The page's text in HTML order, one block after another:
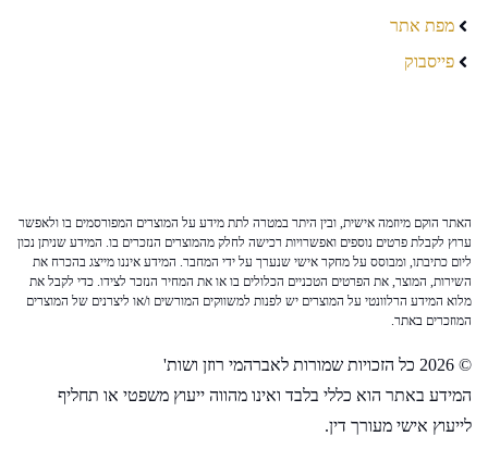
מפת אתר
פייסבוק
האתר הוקם מיוזמה אישית, ובין היתר במטרה לתת מידע על המוצרים המפורסמים בו ולאפשר
ערוץ לקבלת פרטים נוספים ואפשרויות רכישה לחלק מהמוצרים הנזכרים בו. המידע שניתן נכון
ליום כתיבתו, ומבוסס על מחקר אישי שנערך על ידי המחבר. המידע איננו מייצג בהכרח את
השירות, המוצר, את הפרטים הטכניים הכלולים בו או את המחיר הנזכר לצידו. כדי לקבל את
מלוא המידע הרלוונטי על המוצרים יש לפנות למשווקים המורשים ו/או ליצרנים של המוצרים
המוזכרים באתר.
© 2026 כל הזכויות שמורות לאברהמי רוזן ושות'
המידע באתר הוא כללי בלבד ואינו מהווה ייעוץ משפטי או תחליף
לייעוץ אישי מעורך דין.